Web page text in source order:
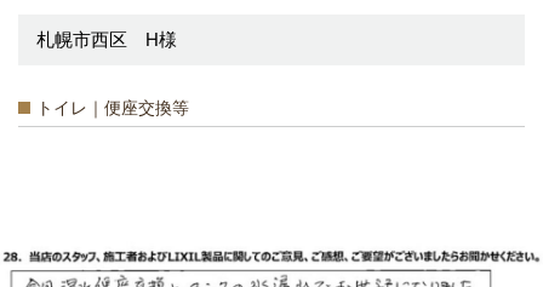
札幌市西区 H様
トイレ｜便座交換等